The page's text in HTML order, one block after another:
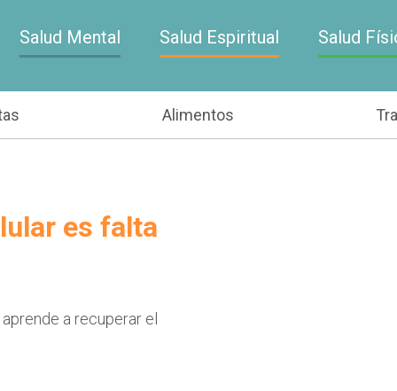
Salud Mental Salud Espiritual Salud
Alimentos
es falta
a recuperar el